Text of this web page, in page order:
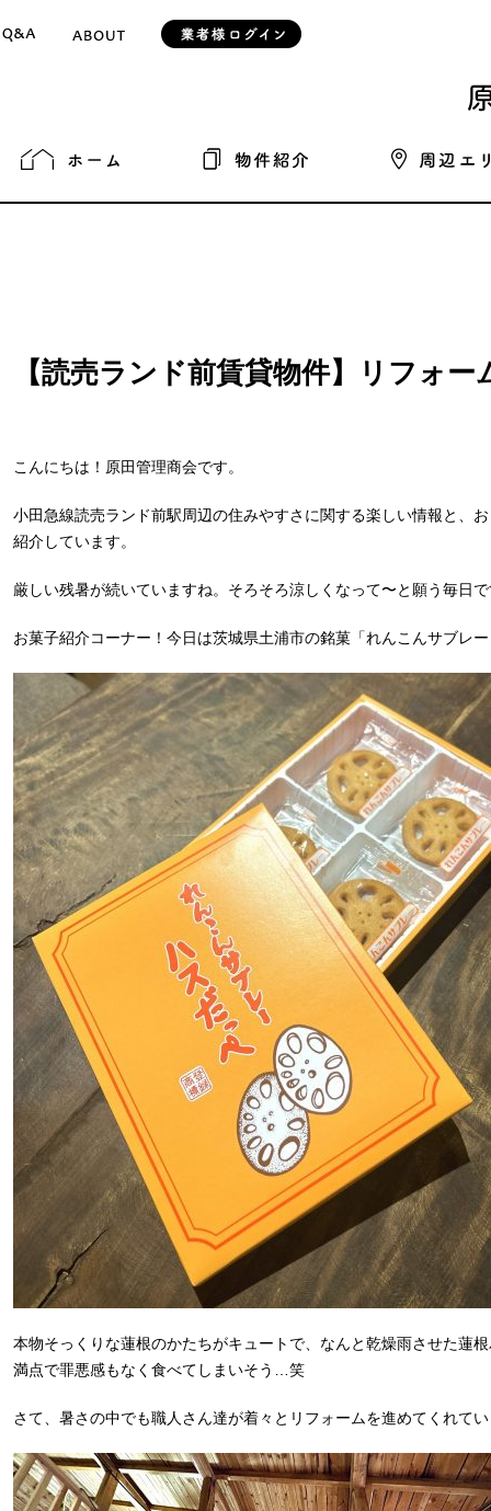
【読売ランド前賃貸物件】リフォー
こんにちは！原田管理商会です。
小田急線読売ランド前駅周辺の住みやすさに関する楽しい情報と、
紹介しています。
厳しい残暑が続いていますね。そろそろ涼しくなって〜と願う毎日
お菓子紹介コーナー！今日は茨城県土浦市の銘菓「れんこんサブレ
本物そっくりな蓮根のかたちがキュートで、なんと乾燥雨させた蓮
満点で罪悪感もなく食べてしまいそう…笑
さて、暑さの中でも職人さん達が着々とリフォームを進めてくれて